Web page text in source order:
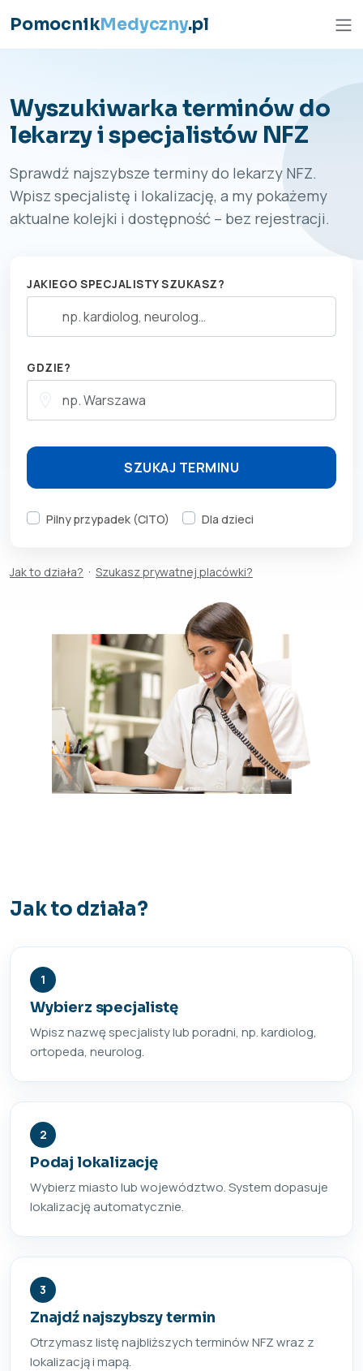
PomocnikMedyczny.pl
Wyszukiwarka terminów do
lekarzy i specjalistów NFZ
Sprawdź najszybsze terminy do lekarzy NFZ.
Wpisz specjalistę i lokalizację, a my pokażemy
aktualne kolejki i dostępność – bez rejestracji.
JAKIEGO SPECJALISTY SZUKASZ?
GDZIE?
SZUKAJ TERMINU
Pilny przypadek (CITO) Dla dzieci
Jak to działa? · Szukasz prywatnej placówki?
Jak to działa?
1
Wybierz specjalistę
Wpisz nazwę specjalisty lub poradni, np. kardiolog,
ortopeda, neurolog.
2
Podaj lokalizację
Wybierz miasto lub województwo. System dopasuje
lokalizację automatycznie.
3
Znajdź najszybszy termin
Otrzymasz listę najbliższych terminów NFZ wraz z
lokalizacją i mapą.